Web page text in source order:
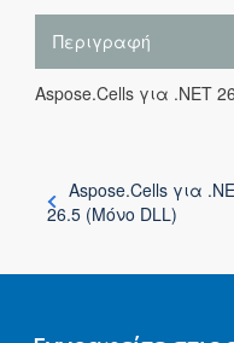
Περιγραφή
Aspose.Cells για .NET
Aspose.Cells για
26.5 (Μόνο DLL)